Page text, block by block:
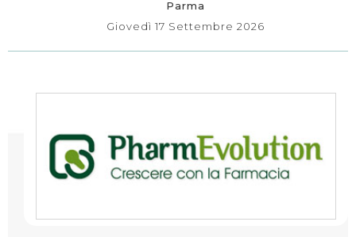
Parma
Giovedì 17 Settembre 2026